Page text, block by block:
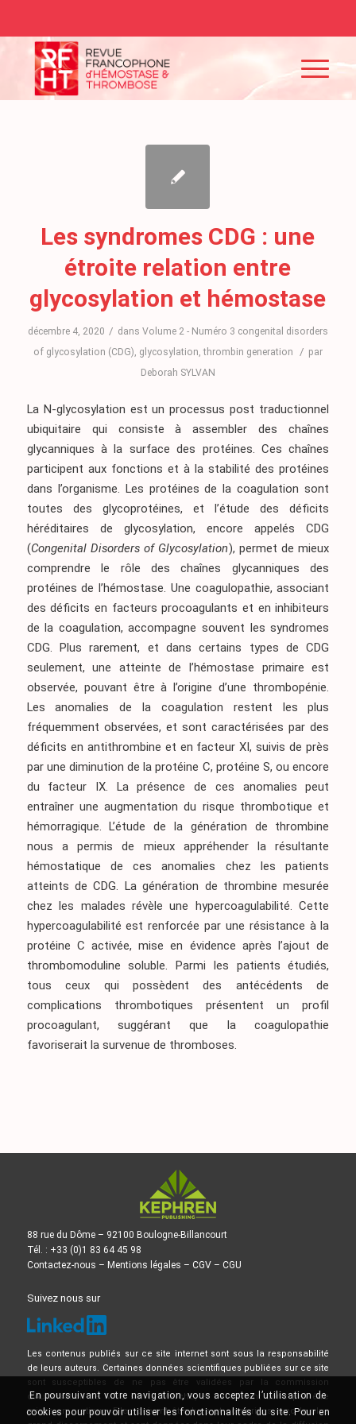
Les syndromes CDG : une
étroite relation entre
glycosylation et hémostase
décembre 4, 2020 / dans Volume 2 - Numéro 3 congenital disorders
of glycosylation (CDG), glycosylation,thrombin generation / par
Deborah SYLVAN
La N-glycosylation est un processus post traductionnel
ubiquitaire qui consiste à assembler des chaînes
glycanniques à la surface des protéines. Ces chaînes
participent aux fonctions et à la stabilité des protéines
dans l’organisme. Les protéines de la coagulation sont
toutes des glycoprotéines, et l’étude des déficits
héréditaires de glycosylation, encore appelés CDG
(Congenital Disorders of Glycosylation), permet de mieux
comprendre le rôle des chaînes glycanniques des
protéines de l’hémostase. Une coagulopathie, associant
des déficits en facteurs procoagulants et en inhibiteurs
de la coagulation, accompagne souvent les syndromes
CDG. Plus rarement, et dans certains types de CDG
seulement, une atteinte de l’hémostase primaire est
observée, pouvant être à l’origine d’une thrombopénie.
Les anomalies de la coagulation restent les plus
fréquemment observées, et sont caractérisées par des
déficits en antithrombine et en facteur XI, suivis de près
par une diminution de la protéine C, protéine S, ou encore
du facteur IX. La présence de ces anomalies peut
entraîner une augmentation du risque thrombotique et
hémorragique. L’étude de la génération de thrombine
nous a permis de mieux appréhender la résultante
hémostatique de ces anomalies chez les patients
atteints de CDG. La génération de thrombine mesurée
chez les malades révèle une hypercoagulabilité. Cette
hypercoagulabilité est renforcée par une résistance à la
protéine C activée, mise en évidence après l’ajout de
thrombomoduline soluble. Parmi les patients étudiés,
tous ceux qui possèdent des antécédents de
complications thrombotiques présentent un profil
procoagulant, suggérant que la coagulopathie
favoriserait la survenue de thromboses.
88 rue du Dôme – 92100 Boulogne-Billancourt
Tél. : +33 (0)1 83 64 45 98
Contactez-nous – Mentions légales – CGV– CGU
Suivez nous sur
Les contenus publiés sur ce site internet sont sous la responsabilité
de leurs auteurs. Certaines données scientifiques publiées sur ce site
sont susceptibles de ne pas être validées par la commission
d’Autorisation de Mise sur le Marché, et ne doivent donc pas être
mises en pratique. Elles doivent être lues et comprises avec le plus
En poursuivant votre navigation, vous acceptez l’utilisation de
cookies pour pouvoir utiliser les fonctionnalités du site. Pour en